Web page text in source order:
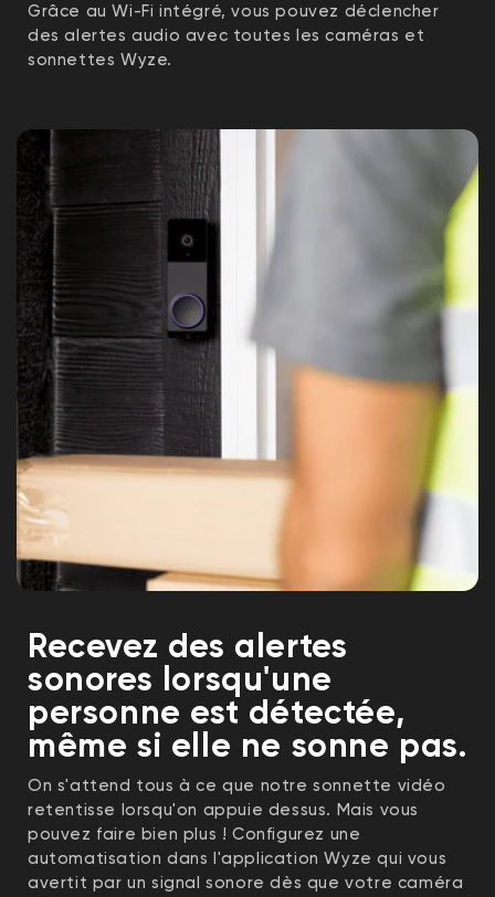
Grâce au Wi-Fi intégré, vous pouvez déclencher
des alertes audio avec toutes les caméras et
sonnettes Wyze.
Recevez des alertes
sonores lorsqu'une
personne est détectée,
même si elle ne sonne pas.
On s'attend tous à ce que notre sonnette vidéo
retentisse lorsqu'on appuie dessus. Mais vous
pouvez faire bien plus ! Configurez une
automatisation dans l'application Wyze qui vous
avertit par un signal sonore dès que votre caméra